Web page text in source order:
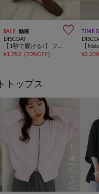
SALE 動画 
DISCOAT
¥1,782 (70%OFF)
TIME
¥
トップス